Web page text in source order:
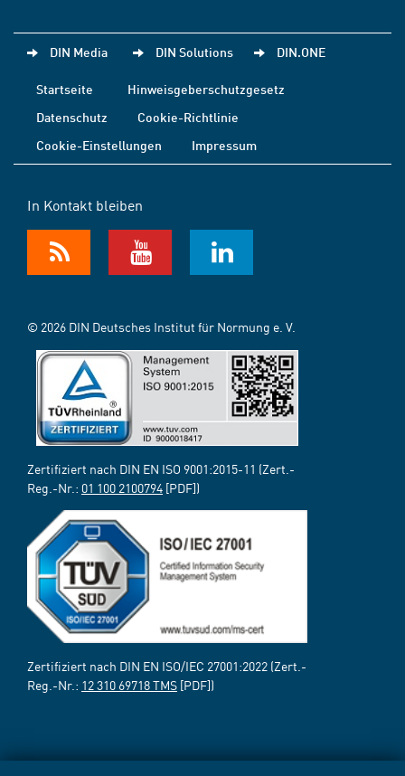
DIN Media DIN Solutions DIN.ONE
Startseite
Hinweisgeberschutzgesetz
Datenschutz
Cookie-Richtlinie
Cookie-Einstellungen
Impressum
In Kontakt bleiben
© 2026 DIN Deutsches Institut für Normung e. V.
Zertifiziert nach DIN EN ISO 9001:2015-11 (Zert.-
Reg.-Nr.: 01 100 2100794 [PDF])
Zertifiziert nach DIN EN ISO/IEC 27001:2022 (Zert.-
Reg.-Nr.: 12 310 69718 TMS [PDF])